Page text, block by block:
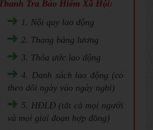
Tra Bảo Hiểm Xã Hội:
1. Nội quy lao động
2. Thang bảng lương
3. Thỏa ước lao động
4. Danh sách lao động (có
theo dõi ngày vào ngày nghỉ)
5. HĐLĐ (tất cả mọi người
và mọi giai đoạn hợp đồng)